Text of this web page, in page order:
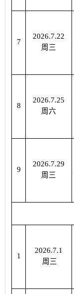
7
2026.7.22
周三
8
2026.7.25
周六
9
2026.7.29
周三
1
2026.7.1
周三